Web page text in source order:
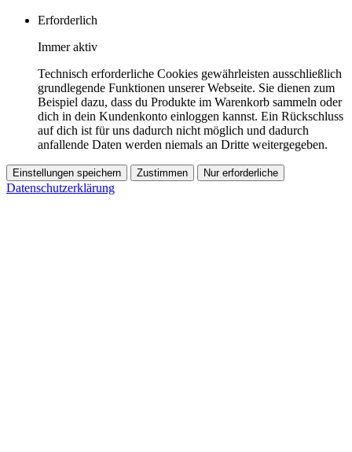
Erforderlich
Immer aktiv
Technisch erforderliche Cookies gewährleisten ausschließlich
grundlegende Funktionen unserer Webseite. Sie dienen zum
Beispiel dazu, dass du Produkte im Warenkorb sammeln oder
dich in dein Kundenkonto einloggen kannst. Ein Rückschluss
auf dich ist für uns dadurch nicht möglich und dadurch
anfallende Daten werden niemals an Dritte weitergegeben.
Einstellungen speichern Zustimmen Nur erforderliche
Datenschutzerklärung